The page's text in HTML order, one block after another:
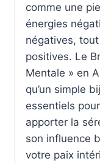
comme une
énergies
négatives,
positives. Le
Mentale » en
qu’un simple
essentiels
apporter la
son influence
votre paix